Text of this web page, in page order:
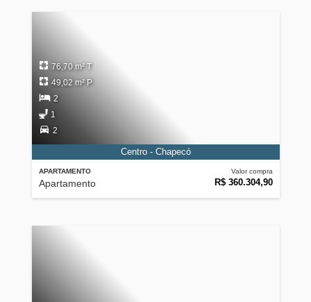
APARTAMENTO
Apartamento
Valor compra
R$ 360.304,90
76,70 m² T
49,02 m² P
2
1
2
Centro - Chapecó